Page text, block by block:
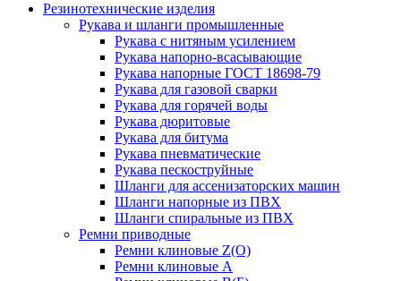
Резинотехнические изделия
Рукава и шланги промышленные
Рукава с нитяным усилением
Рукава напорно-всасывающие
Рукава напорные ГОСТ 18698-79
Рукава для газовой сварки
Рукава для горячей воды
Рукава дюритовые
Рукава для битума
Рукава пневматические
Рукава пескоструйные
Шланги для ассенизаторских машин
Шланги напорные из ПВХ
Шланги спиральные из ПВХ
Ремни приводные
Ремни клиновые Z(О)
Ремни клиновые А